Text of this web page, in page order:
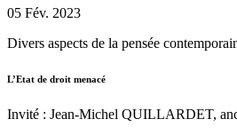
05 Fév. 2023
Divers aspects de la pensée
L’Etat de droit menacé
Invité : Jean-Michel QUILLARDET,